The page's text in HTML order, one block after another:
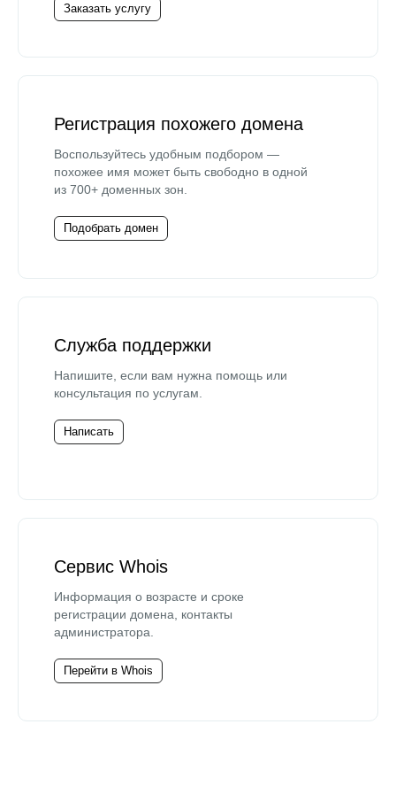
Заказать услугу
Регистрация похожего домена
Воспользуйтесь удобным подбором —
похожее имя может быть свободно в одной
из 700+ доменных зон.
Подобрать домен
Служба поддержки
Напишите, если вам нужна помощь или
консультация по услугам.
Написать
Сервис Whois
Информация о возрасте и сроке
регистрации домена, контакты
администратора.
Перейти в Whois